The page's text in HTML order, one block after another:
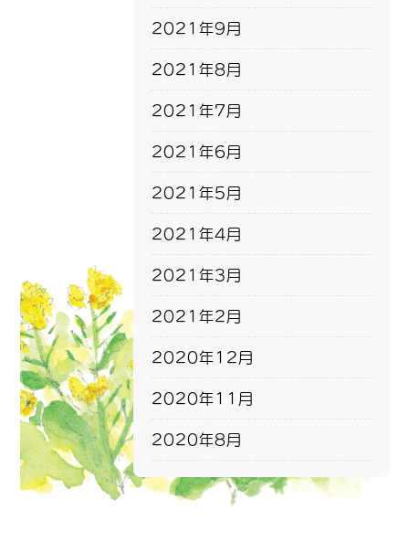
2021年9月
2021年8月
2021年7月
2021年6月
2021年5月
2021年4月
2021年3月
2021年2月
2020年12月
2020年11月
2020年8月